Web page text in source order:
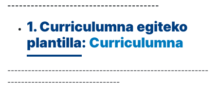
---------------------------------------
1. Curriculumna egiteko
plantilla: Curriculumna
-----------------------------------------------------------
---------------------------------